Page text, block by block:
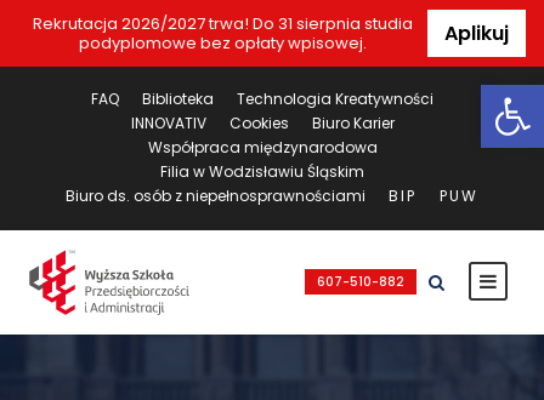
Rekrutacja 2026/2027 trwa! Do 31 sierpnia studia
podyplomowe bez opłaty wpisowej.
Aplikuj
FAQ Biblioteka
Technologia Kreatywności
INNOVATIV
Cookies
Biuro Karier
Współpraca międzynarodowa
Filia w Wodzisławiu Śląskim
Biuro ds. osób z niepełnosprawnościami
BIP PUW
607-510-882